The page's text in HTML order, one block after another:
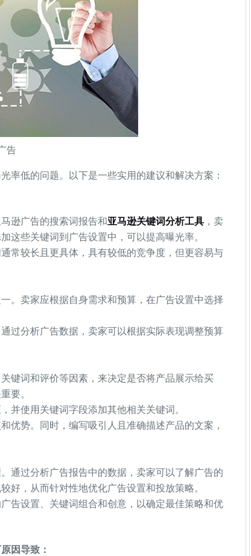
告
率低的问题。以下是一些实用的建议和解决方案：
逊广告的搜索词报告和亚马逊关键词分析工具，卖
这些关键词到广告设置中，可以提高曝光率。
常较长且更具体，具有较低的竞争度，但更容易与
。卖家应根据自身需求和预算，在广告设置中选择
过分析广告数据，卖家可以根据实际表现调整预算
键词和评价等因素，来决定是否将产品展示给买
要。
并使用关键词字段添加其他相关关键词。
优势。同时，编写吸引人且准确描述产品的文案，
通过分析广告报告中的数据，卖家可以了解广告的
好，从而针对性地优化广告设置和投放策略。
告设置、关键词组合和创意，以确定最佳策略和优
因导致：